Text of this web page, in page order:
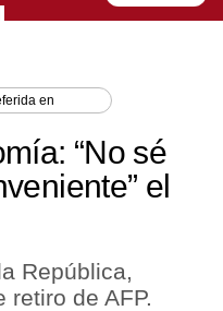
en
“No sé
el
República,
retiro de AFP.